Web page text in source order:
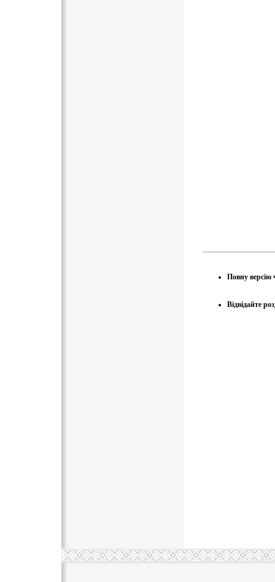
Повну версію
Відвідайте